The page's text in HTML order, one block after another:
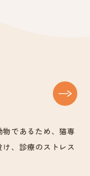
であるため、猫専
、診療のストレス